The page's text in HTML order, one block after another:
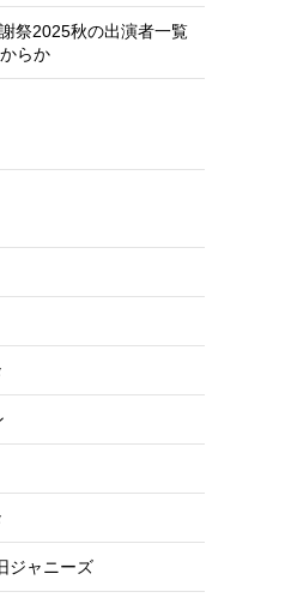
祭2025秋の出演者一覧
らか
ジャニーズ